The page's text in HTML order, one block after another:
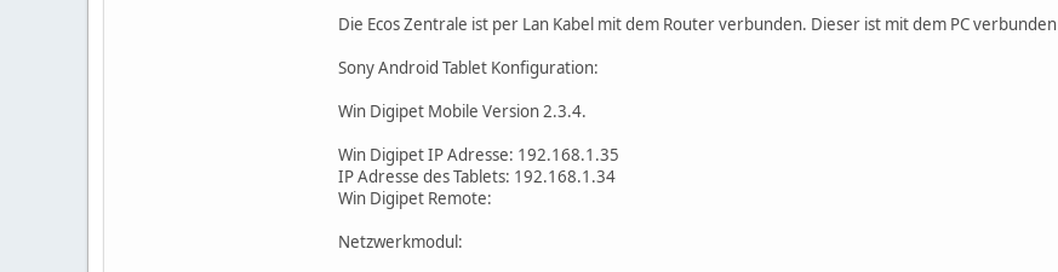
Die Ecos Zentrale ist per Lan Kabel mit dem Router verbunden. Dieser ist mit dem PC verbunden
Sony Android Tablet Konfiguration:
Win Digipet Mobile Version 2.3.4.
Win Digipet IP Adresse: 192.168.1.35
IP Adresse des Tablets: 192.168.1.34
Win Digipet Remote:
Netzwerkmodul: